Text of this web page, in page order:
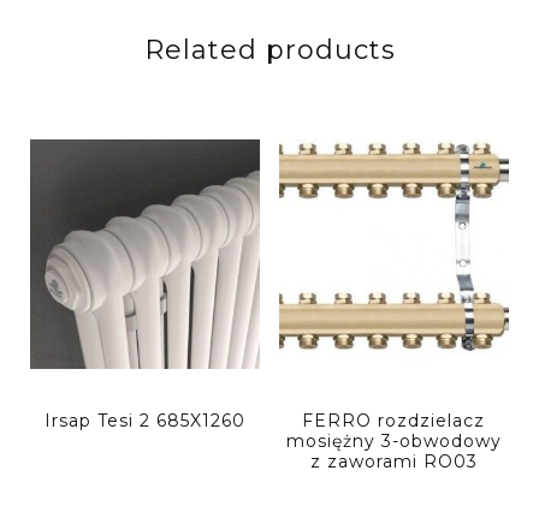
Related products
Irsap Tesi 2 685X1260
FERRO rozdzielacz
mosiężny 3-obwodowy
z zaworami RO03